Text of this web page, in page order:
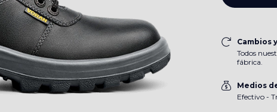
Cambios
Todos
fábrica.
Medios
Efectivo -